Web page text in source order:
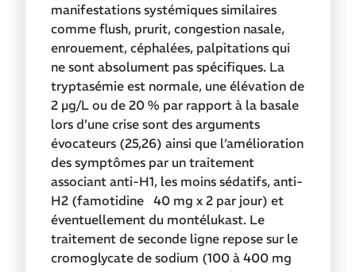
manifestations systémiques similaires
comme flush, prurit, congestion nasale,
enrouement, céphalées, palpitations qui
ne sont absolument pas spécifiques. La
tryptasémie est normale, une élévation de
2 µg/L ou de 20 % par rapport à la basale
lors d’une crise sont des arguments
évocateurs (25,26) ainsi que l’amélioration
des symptômes par un traitement
associant anti-H1, les moins sédatifs, anti-
H2 (famotidine 40 mg x 2 par jour) et
éventuellement du montélukast. Le
traitement de seconde ligne repose sur le
cromoglycate de sodium (100 à 400 mg